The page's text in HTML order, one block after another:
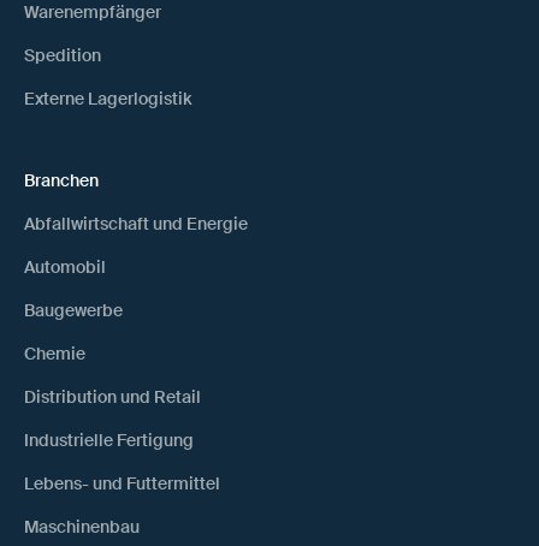
Warenempfänger
Spedition
Externe Lagerlogistik
Branchen
Abfallwirtschaft und Energie
Automobil
Baugewerbe
Chemie
Distribution und Retail
Industrielle Fertigung
Lebens- und Futtermittel
Maschinenbau